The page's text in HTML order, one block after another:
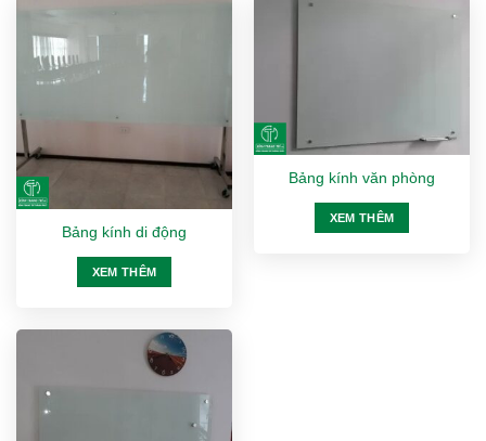
Bảng kính di động
XEM THÊM
Bảng kính văn phòng
XEM THÊM